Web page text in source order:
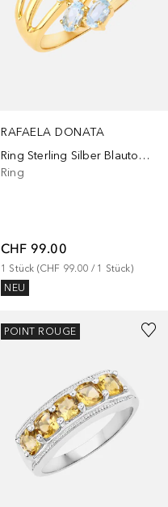
RAFAELA DONATA
Ring Sterling Silber Blautopas in Gelbgold
Ring
CHF 99.00
1 Stück (CHF 99.00 / 1 Stück)
NEU
POINT ROUGE